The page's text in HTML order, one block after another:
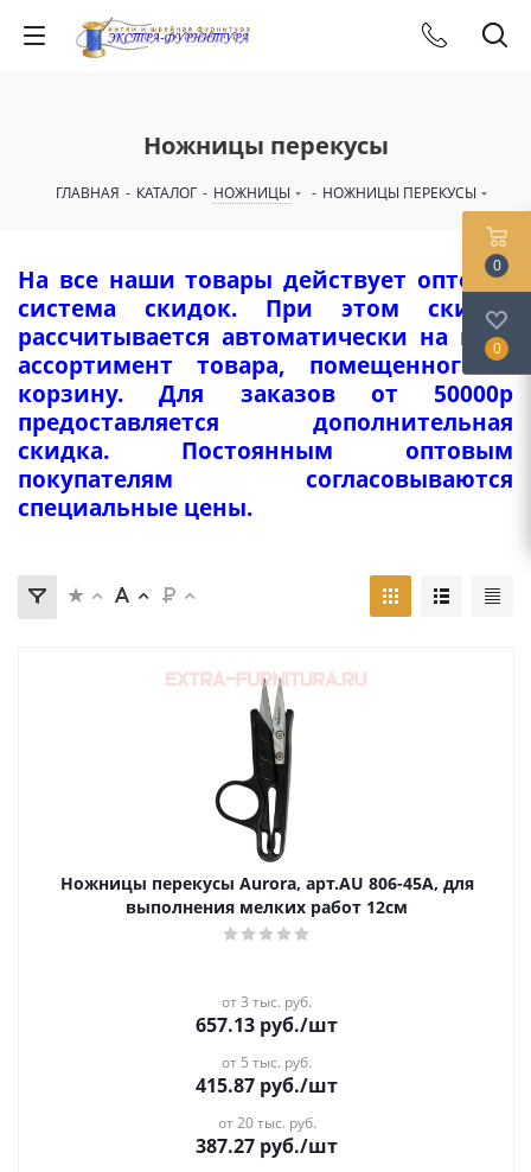
Ножницы перекусы
ГЛАВНАЯ - КАТАЛОГ - НОЖНИЦЫ - НОЖНИЦЫ ПЕРЕКУСЫ
На все наши товары действует оптовая
система скидок. При этом скидка
рассчитывается автоматически на весь
ассортимент товара, помещенного в
корзину. Для заказов от 50000р
предоставляется дополнительная
скидка. Постоянным оптовым
покупателям согласовываются
специальные цены.
Ножницы перекусы Aurora, арт.AU 806-45А, для
выполнения мелких работ 12см
от 3 тыс. руб.
657.13 руб./шт
от 5 тыс. руб.
415.87 руб./шт
от 20 тыс. руб.
387.27 руб./шт
0
0